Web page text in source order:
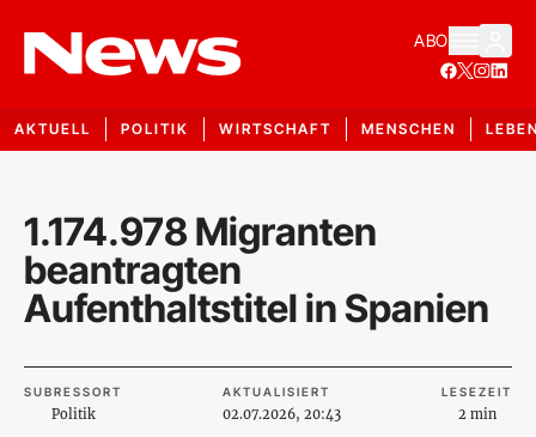
ABO
AKTUELL POLITIK WIRTSCHAFT MENSCHEN
1.174.978 Migranten
beantragten
Aufenthaltstitel in Spanien
SUBRESSORT
Politik
AKTUALISIERT
02.07.2026, 20:43
LESEZEIT
2 min